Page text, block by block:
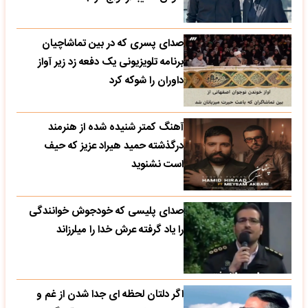
صدای پسری که در بین تماشاچیان
برنامه تلویزیونی یک دفعه زد زیر آواز
داوران را شوکه کرد
آهنگ کمتر شنیده شده از هنرمند
درگذشته حمید هیراد عزیز که حیف
است نشنوید
صدای پلیسی که خودجوش خوانندگی
را یاد گرفته عرش خدا را میلرزاند
اگر دلتان لحظه ای جدا شدن از غم و